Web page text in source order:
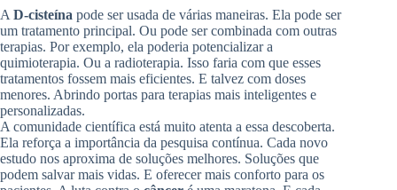
A D-cisteína pode ser usada de várias maneiras. Ela pode ser
um tratamento principal. Ou pode ser combinada com outras
terapias. Por exemplo, ela poderia potencializar a
quimioterapia. Ou a radioterapia. Isso faria com que esses
tratamentos fossem mais eficientes. E talvez com doses
menores. Abrindo portas para terapias mais inteligentes e
personalizadas.
A comunidade científica está muito atenta a essa descoberta.
Ela reforça a importância da pesquisa contínua. Cada novo
estudo nos aproxima de soluções melhores. Soluções que
podem salvar mais vidas. E oferecer mais conforto para os